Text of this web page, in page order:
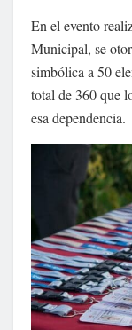
En el evento
Municipal, se
simbólica a 50
total de 360 que
esa dependencia.